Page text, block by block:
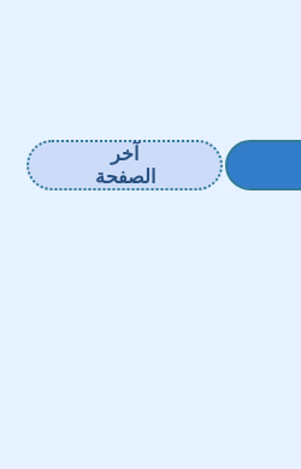
آخر
الصفحة